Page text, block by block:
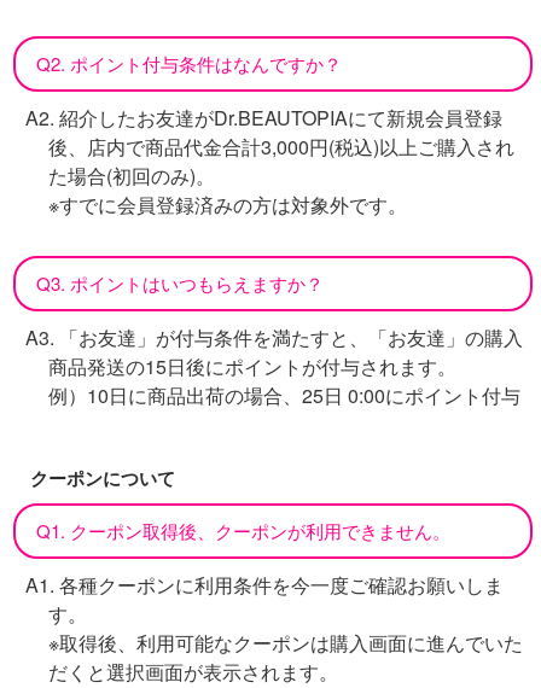
Q2. ポイント付与条件はなんですか？
A2. 紹介したお友達がDr.BEAUTOPIAにて新規会員登録
後、店内で商品代金合計3,000円(税込)以上ご購入され
た場合(初回のみ)。
※すでに会員登録済みの方は対象外です。
Q3. ポイントはいつもらえますか？
A3. 「お友達」が付与条件を満たすと、「お友達」の購入
商品発送の15日後にポイントが付与されます。
例）10日に商品出荷の場合、25日 0:00にポイント付与
クーポンについて
Q1. クーポン取得後、クーポンが利用できません。
A1. 各種クーポンに利用条件を今一度ご確認お願いしま
す。
※取得後、利用可能なクーポンは購入画面に進んでいた
だくと選択画面が表示されます。